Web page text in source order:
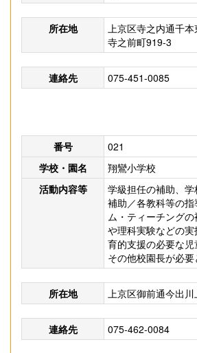
所在地
上京区寺之内通千
寺之前町919-3
連絡先 075-451-0085
番号
021
学校・園名
翔鸞小学校
活動内容等
学級担任の補助、
補助／各教科等の
ム・ティーチング
や理科実験などの
育的支援の必要な
その他校園長が必
所在地 上京区御前通今出
連絡先 075-462-0084